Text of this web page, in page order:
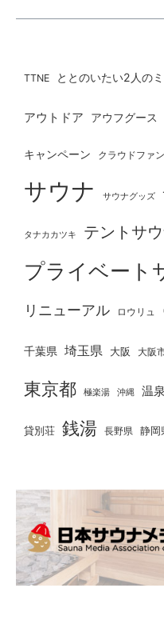
TTNE ととのいたい2人の
アウトドア アウフグース
キャンペーン クラウドファ
サウナ サウナグッズ
タナカカツキ テントサ
プライベート
リニューアル ロウリュ
千葉県 埼玉県 大阪 大阪
東京都 極楽湯 沖縄 温泉
貸別荘 銭湯 長野県 静岡